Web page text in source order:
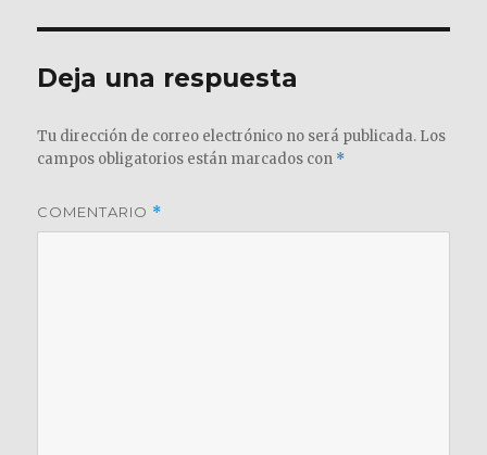
Deja una respuesta
Tu dirección de correo electrónico no será publicada. Los
campos obligatorios están marcados con *
COMENTARIO *